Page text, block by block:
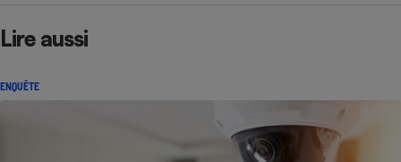
Lire aussi
ENQUÊTE